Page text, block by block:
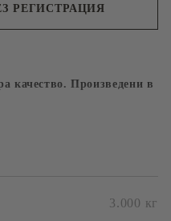
качество. Произведени в
РЕГИСТРАЦИЯ
на работния ден.
3.000 кг